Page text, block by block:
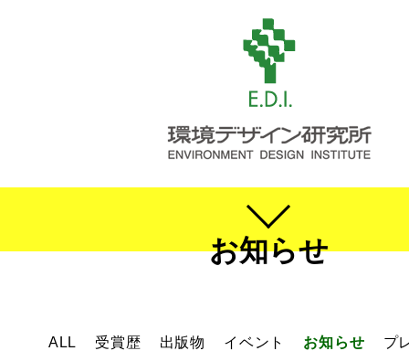
お知らせ
ALL 受賞歴 出版物 イベント お知らせ プ